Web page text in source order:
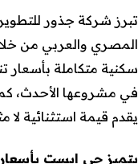
تبرز شركة جذور
المصري والعربي من
سكنية متكاملة بأسعار
في مشروعها الأحدث،
يقدم قيمة استثنائية
يتميز جي ايست